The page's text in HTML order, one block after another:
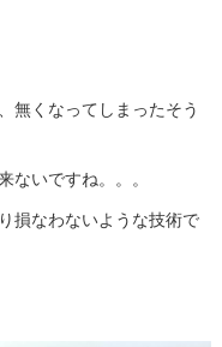
無くなってしまったそう
いですね。。。
損なわないような技術で